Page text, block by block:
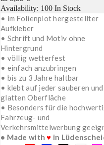
Availability: 100 In Stock
• im Folienplot hergestellter
Aufkleber
• Schrift und Motiv ohne
Hintergrund
• völlig wetterfest
• einfach anzubringen
• bis zu 3 Jahre haltbar
• klebt auf jeder sauberen und
glatten Oberfläche
• Besonders für die
Fahrzeug- und
Verkehrsmittelwerbung
• Made with♥ in